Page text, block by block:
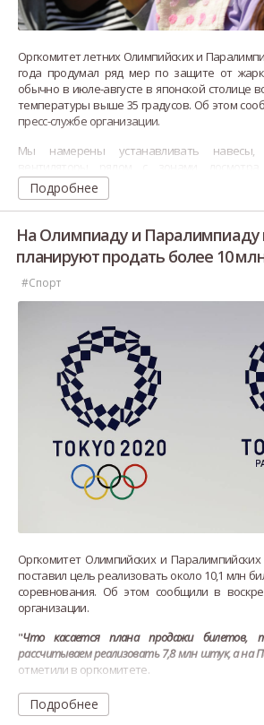
Оргкомитет летних Олимпийских и
года продумал ряд мер по защите от
обычно в июле-августе в японской столице
температуры выше 35 градусов. Об этом
пресс-службе организации.
Мы намерены устанавливать
спортивные объекты. Также вентиляторы
через определенные промежутки и непос
Подробнее
На Олимпиаду и Паралимпиаду
планируют продать более 10
#Спорт
Оргкомитет Олимпийских и Паралимпийских
поставил цель реализовать около 10,1 млн
соревнования. Об этом сообщили в
организации.
"Что касается плана продажи
рассчитываем реализовать 7,8 млн штук, а на
отметили в оргкомитете.
Максимальная сумма доходов от продаж при
82 млрд иен ($765
Подробнее